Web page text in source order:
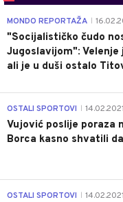
MONDO REPORTAŽA
"Socijalističko čudo
Jugoslavijom": Velenje
ali je u duši ostalo
OSTALI SPORTOVI
Vujović poslije poraza
Borca kasno shvatili
OSTALI SPORTOVI